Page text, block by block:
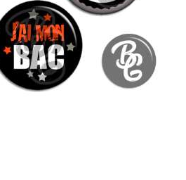
Vente